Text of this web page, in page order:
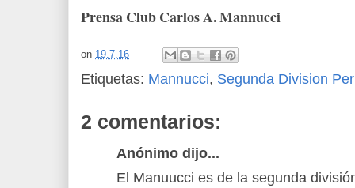
Prensa Club Carlos A. Mannucci
on 19.7.16
Etiquetas: Mannucci, Segunda Division
2 comentarios:
Anónimo dijo...
El Manuucci es de la segunda